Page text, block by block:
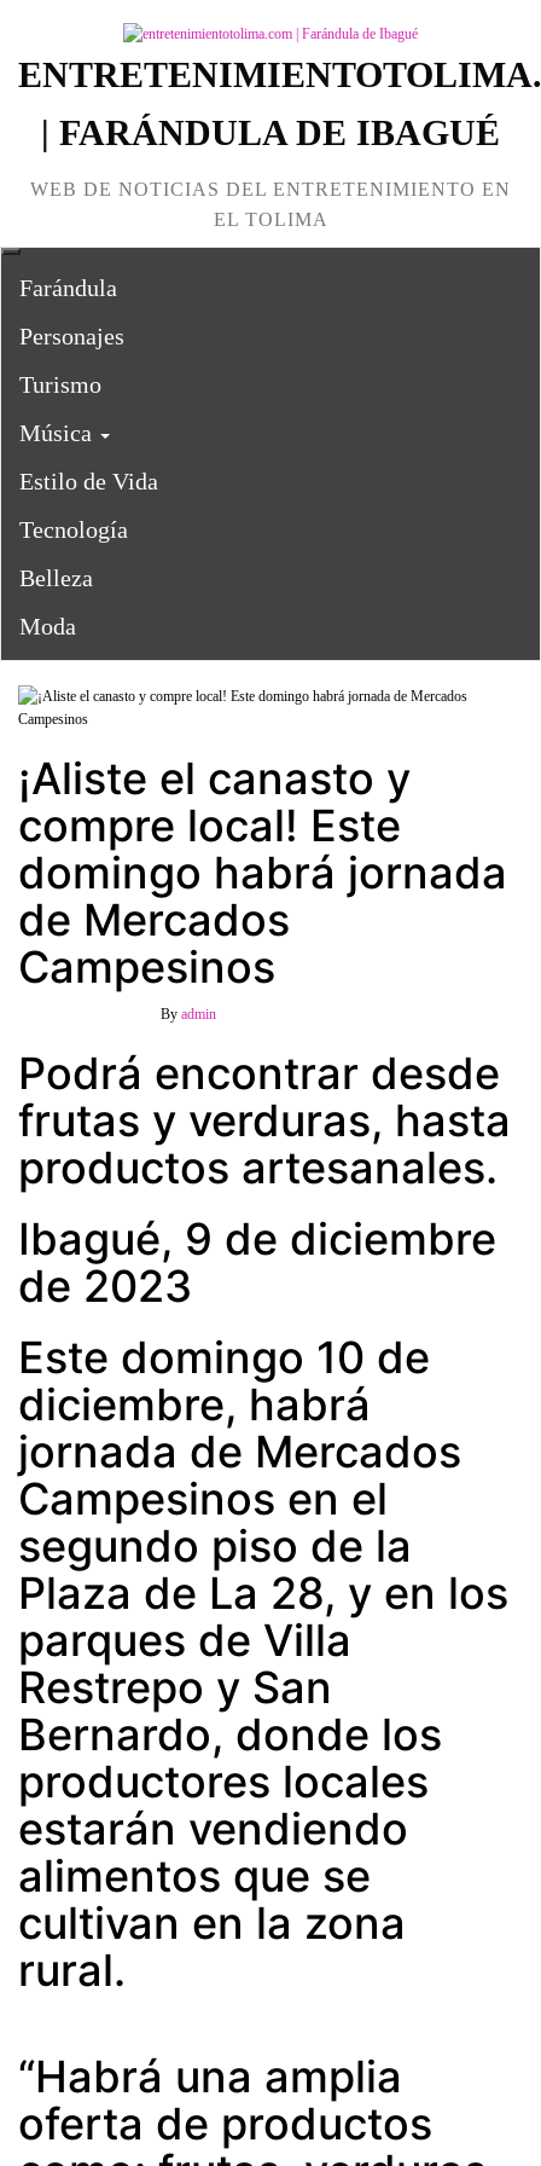
| FARÁNDULA DE IBAGUÉ
WEB DE NOTICIAS DEL ENTRETENIMIENTO EN
EL TOLIMA
Farándula
Personajes
Turismo
Música
Estilo de Vida
Tecnología
Belleza
Moda
¡Aliste el canasto y
compre local! Este
domingo habrá jornada
de Mercados
Campesinos
By admin
Podrá encontrar desde
frutas y verduras, hasta
productos artesanales.
Ibagué, 9 de diciembre
de 2023
Este domingo 10 de
diciembre, habrá
jornada de Mercados
Campesinos en el
segundo piso de la
Plaza de La 28, y en los
parques de Villa
Restrepo y San
Bernardo, donde los
productores locales
estarán vendiendo
alimentos que se
cultivan en la zona
rural.
“Habrá una amplia
oferta de productos